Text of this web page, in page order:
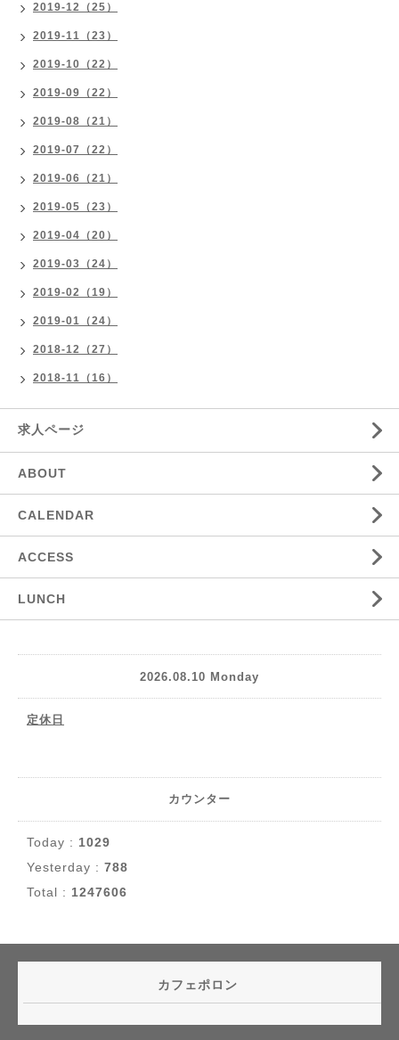
2019-12（25）
2019-11（23）
2019-10（22）
2019-09（22）
2019-08（21）
2019-07（22）
2019-06（21）
2019-05（23）
2019-04（20）
2019-03（24）
2019-02（19）
2019-01（24）
2018-12（27）
2018-11（16）
求人ページ
ABOUT
CALENDAR
ACCESS
LUNCH
2026.08.10 Monday
定休日
カウンター
Today : 1029
Yesterday : 788
Total : 1247606
カフェポロン